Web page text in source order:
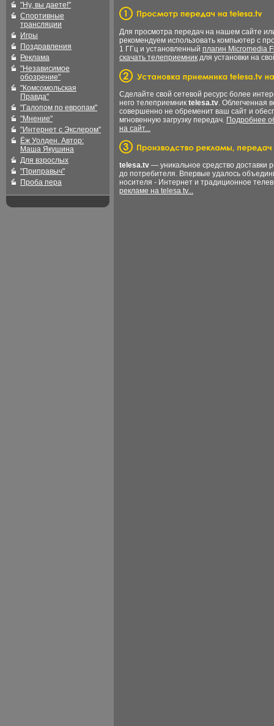
"Ну, вы даете!"
Спортивные
трансляции
Игры
Поздравления
Реклама
"Независимое
обозрение"
"Комсомольская
Правда"
"Галопом по европам"
"Мнение"
"Интернет с Экслером"
Ёж Уолден. Автор:
Маша Якушина
Для взрослых
"Приправыч"
Проба пера
Для просмотра передач на нашем сайте
рекомендуем использовать компьютер с
1 ГГц и установленный плагин Micromedia
скачать телеприемник для установки на
Сделайте свой сетевой ресурс более
него телеприемник telesa.tv. Облегченная
совершенно не обременит ваш сайт и
мгновенную загрузку передач. Подробнее
на сайт...
telesa.tv — уникальное средство доставки
до потребителя. Впервые удалось
носителя - Интернет и традиционное
рекламе на telesa.tv...